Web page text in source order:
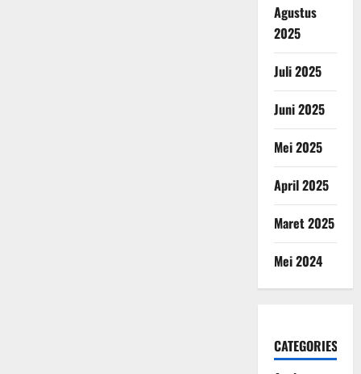
Agustus
2025
Juli 2025
Juni 2025
Mei 2025
April 2025
Maret 2025
Mei 2024
CATEGORIES